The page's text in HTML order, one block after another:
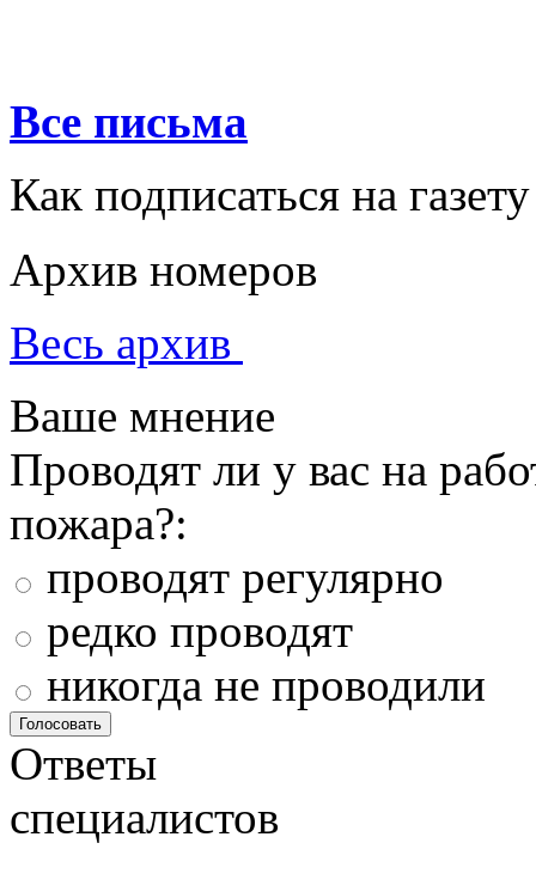
Все письма
Как подписаться на газету
Архив номеров
Весь архив
Ваше мнение
Проводят ли у вас на
пожара?:
проводят регулярно
редко проводят
никогда не проводили
Ответы
специалистов